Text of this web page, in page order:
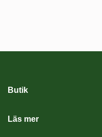
Butik
Läs mer